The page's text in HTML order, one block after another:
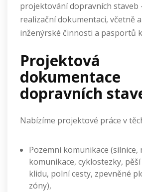
projektování dopravních
realizační dokumentaci, včetně
inženýrské činnosti a pasportů
Projektová
dokumentace
dopravních
Nabízíme projektové práce v
Pozemní komunikace (silnice,
komunikace, cyklostezky,
klidu, polní cesty, zpevněné
zóny),